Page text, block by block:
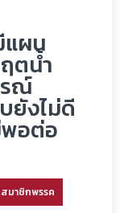
แผน
ตน้ำ
ณ์
ยังไม่ดี
พอต่อ
มาชิกพรรค